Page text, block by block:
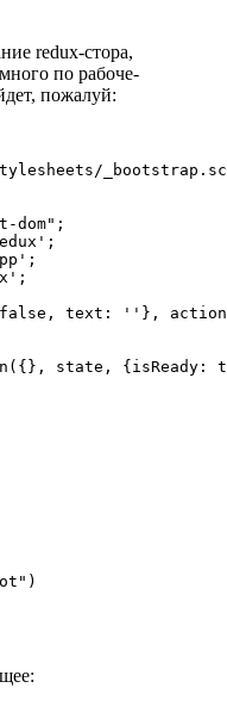
redux-стора,
по рабоче-
пожалуй:
dom";
false, text: ''},
state, {isReady: